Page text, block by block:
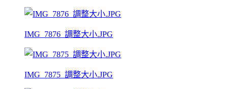
IMG_7876_調整大小.JPG
IMG_7875_調整大小.JPG